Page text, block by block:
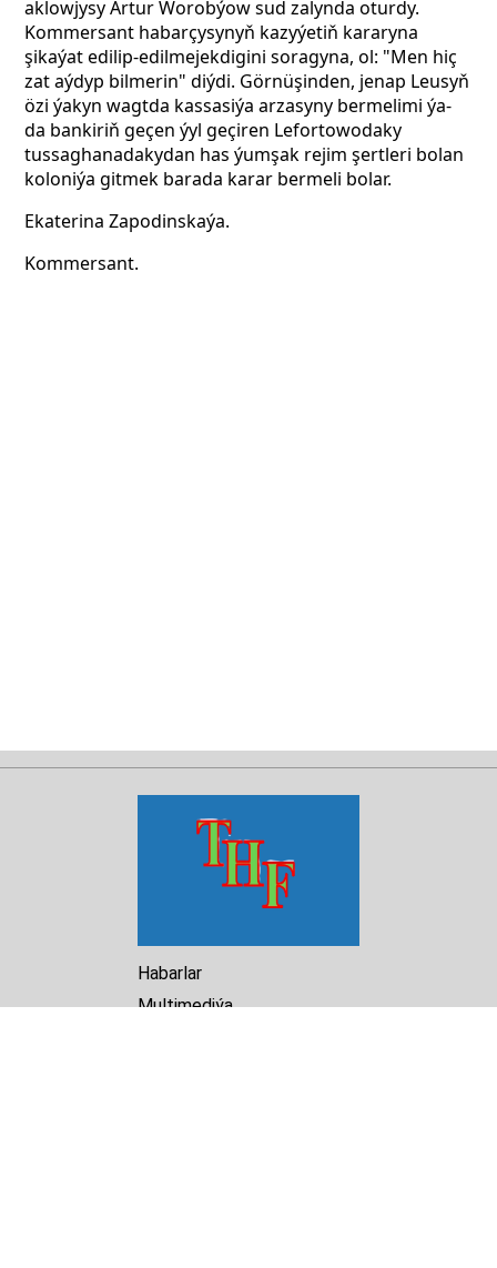
aklowjysy Artur Worobýow sud zalynda oturdy.
Kommersant habarçysynyň kazyýetiň kararyna
şikaýat edilip-edilmejekdigini soragyna, ol: "Men hiç
zat aýdyp bilmerin" diýdi. Görnüşinden, jenap Leusyň
özi ýakyn wagtda kassasiýa arzasyny bermelimi ýa-
da bankiriň geçen ýyl geçiren Lefortowodaky
tussaghanadakydan has ýumşak rejim şertleri bolan
koloniýa gitmek barada karar bermeli bolar.
Ekaterina Zapodinskaýa.
Kommersant.
Habarlar
Multimediýa